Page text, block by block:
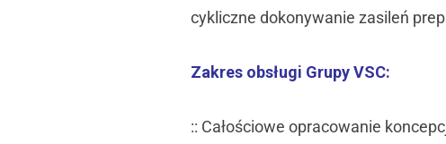
cykliczne dokonywanie zasileń
Zakres obsługi Grupy VSC:
:: Całościowe opracowanie